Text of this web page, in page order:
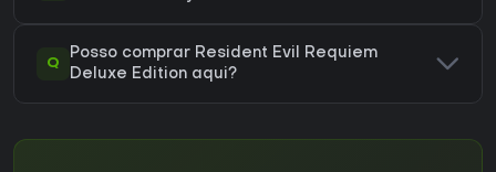
Q
Posso comprar Resident Evil Requiem
Deluxe Edition aqui?